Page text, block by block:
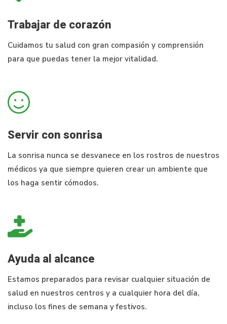
Trabajar de corazón
Cuidamos tu salud con gran compasión y comprensión
para que puedas tener la mejor vitalidad.
Servir con sonrisa
La sonrisa nunca se desvanece en los rostros de nuestros
médicos ya que siempre quieren crear un ambiente que
los haga sentir cómodos.
Ayuda al alcance
Estamos preparados para revisar cualquier situación de
salud en nuestros centros y a cualquier hora del día,
incluso los fines de semana y festivos.